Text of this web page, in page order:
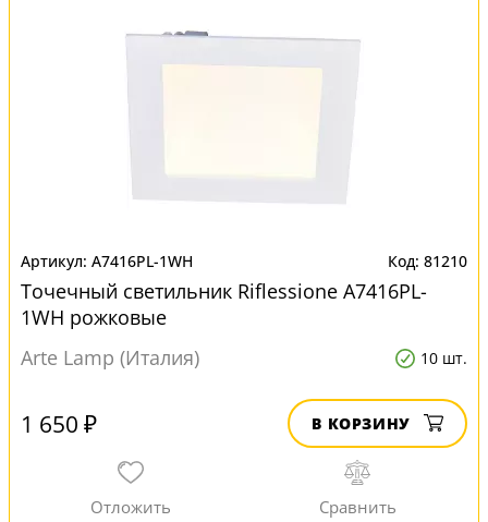
A7416PL-1WH 81210
Точечный светильник Riflessione A7416PL-
1WH рожковые
Arte Lamp (Италия)
10 шт.
1 650 ₽ В КОРЗИНУ